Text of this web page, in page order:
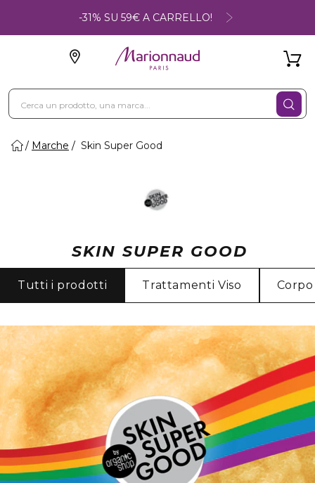
-31% SU 59€ A CARRELLO!
Marche Skin Super Good
SKIN SUPER GOOD
Tutti i prodotti Trattamenti Viso Corpo